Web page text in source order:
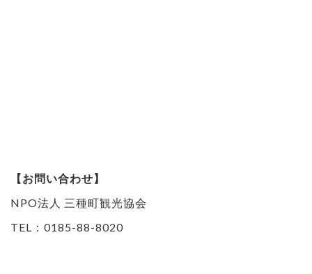
【お問い合わせ】
NPO法人 三種町観光協会
TEL：0185-88-8020